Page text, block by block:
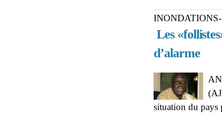
Les
d’alarme
situation du pays